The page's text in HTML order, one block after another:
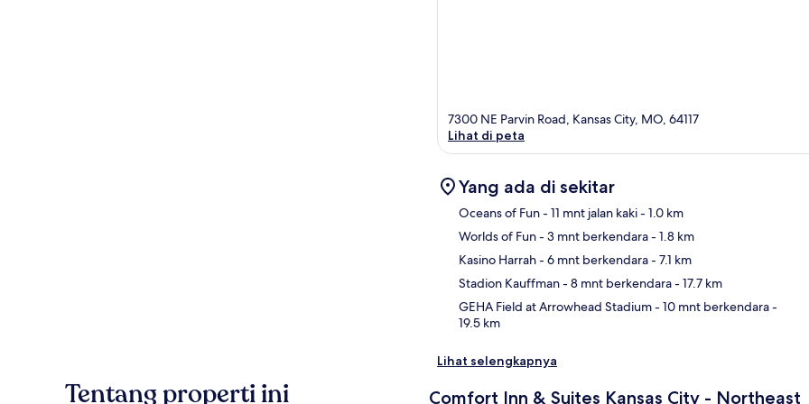
7300 NE Parvin Road, Kansas City, MO, 64117
Lihat di peta
Yang ada di sekitar
Oceans of Fun- 11 mnt jalan kaki- 1.0 km
Worlds of Fun- 3 mnt berkendara- 1.8 km
Kasino Harrah- 6 mnt berkendara- 7.1 km
Stadion Kauffman- 8 mnt berkendara- 17.7 km
GEHA Field at Arrowhead Stadium- 10 mnt berkendara-
19.5 km
Lihat selengkapnya
Tentang properti ini Comfort Inn & Suites Kansas City - Northeast